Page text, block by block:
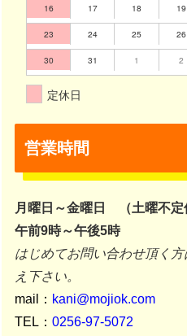
16 17 18 19
23 24 25 26
30 31 1 2
定休日
営業時間
月曜日～金曜日 （土曜不定
午前9時～午後5時
はじめてお問い合わせ頂く
え下さい。
mail： kani@mojiok.com
TEL：0256-97-5072